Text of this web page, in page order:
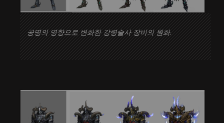
공명의 영향으로 변화한 강령술사 장비의 원화.